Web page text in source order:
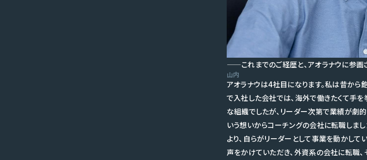
——これまでのご経歴と、アオラナウに参画
山内
アオラナウは4社目になります。私は昔から
で入社した会社では、海外で働きたくて手
な組織でしたが、リーダー次第で業績が劇
いう想いからコーチングの会社に転職しま
より、自らがリーダーとして事業を動かし
声をかけていただき、外資系の会社に転職